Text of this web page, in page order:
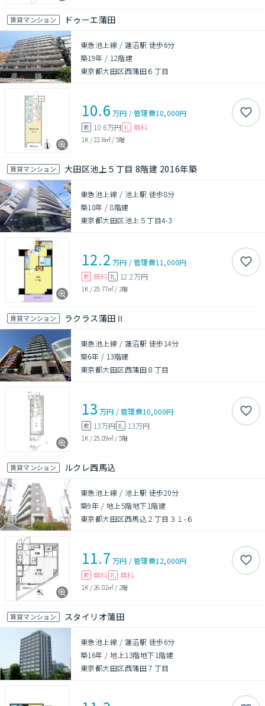
賃貸マンション ドゥーエ蒲田
東急池上線 / 蓮沼駅 徒歩6分
築19年 / 12階建
東京都大田区西蒲田６丁目
10.6 万円 /管理費10,000円
敷 10.6万円 礼 無料
1K / 22.8㎡ / 5階
賃貸マンション 大田区池上５丁目 8階建 2016年築
東急池上線 / 池上駅 徒歩8分
築10年 /8階建
東京都大田区池上５丁目4-3
12.2 万円 /管理費11,000円
敷 無料 礼 12.2万円
1K / 25.77㎡ / 2階
賃貸マンション ラクラス蒲田Ⅱ
東急池上線 / 蓮沼駅 徒歩14分
築6年 / 13階建
東京都大田区西蒲田８丁目
13 万円 /管理費10,000円
敷 13万円 礼 13万円
1K / 25.09㎡ / 5階
賃貸マンション ルクレ西馬込
東急池上線 / 池上駅 徒歩20分
築9年 / 地上5階地下1階建
東京都大田区西馬込２丁目３１-６
11.7 万円 /管理費12,000円
敷 無料 礼 無料
1K / 26.02㎡ / 2階
賃貸マンション スタイリオ蒲田
東急池上線 / 蓮沼駅 徒歩6分
築16年 /地上13階地下1階建
東京都大田区西蒲田７丁目